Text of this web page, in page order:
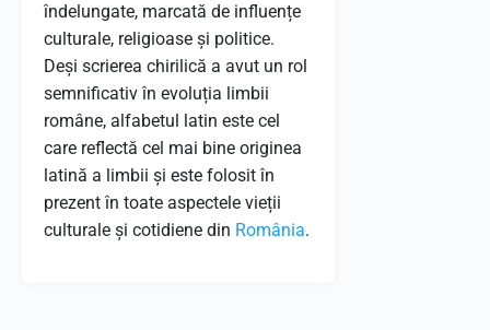
îndelungate, marcată de influențe
culturale, religioase și politice.
Deși scrierea chirilică a avut un rol
semnificativ în evoluția limbii
române, alfabetul latin este cel
care reflectă cel mai bine originea
latină a limbii și este folosit în
prezent în toate aspectele vieții
culturale și cotidiene din România.